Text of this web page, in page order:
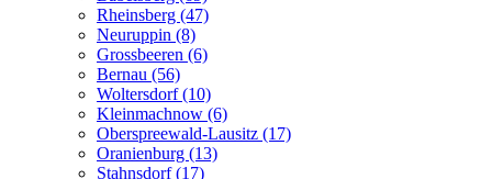
Rheinsberg (47)
Neuruppin (8)
Grossbeeren (6)
Bernau (56)
Woltersdorf (10)
Kleinmachnow (6)
Oberspreewald-Lausitz (17)
Oranienburg (13)
Stahnsdorf (17)